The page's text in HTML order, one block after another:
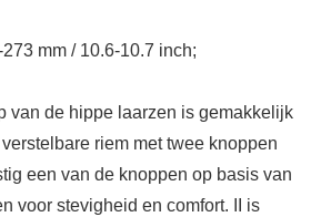
mm / 10.6-10.7 inch;
van de hippe laarzen is gemakkelijk
riem met twee knoppen
een van de knoppen op basis van
voor stevigheid en comfort. II is